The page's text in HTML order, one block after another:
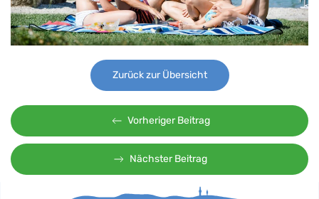
Zurück zur Übersicht
Vorheriger Beitrag
Nächster Beitrag